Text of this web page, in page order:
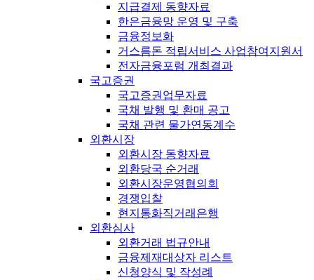
지급결제 동향자료
한은금융망 운영 및 구축
금융정보화
거스름돈 적립서비스 사업참여지원서
전자금융포럼 개최결과
국고증권
국고증권업무자료
국채 발행 및 환매 공고
국채 관련 물가연동계수
외환시장
외환시장 동향자료
외환당국 순거래
외환시장운영협의회
경쟁입찰
현지통화직거래은행
외환심사
외환거래 법규안내
금융제재대상자 리스트
신청양식 및 작성례